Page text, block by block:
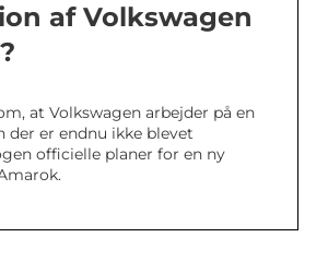
af Volkswagen
at Volkswagen arbejder på en
der er endnu ikke blevet
officielle planer for en ny